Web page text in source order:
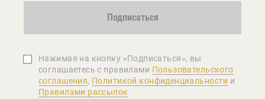
Подписаться
Нажимая на кнопку «Подписаться», вы
соглашаетеcь с правилами Пользовательского
соглашения, Политикой конфиденциальности и
Правилами рассылок